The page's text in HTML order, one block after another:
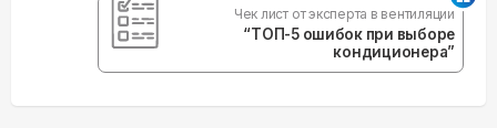
Чек лист от эксперта в вентиляции
“ТОП-5 ошибок при выборе
кондиционера”